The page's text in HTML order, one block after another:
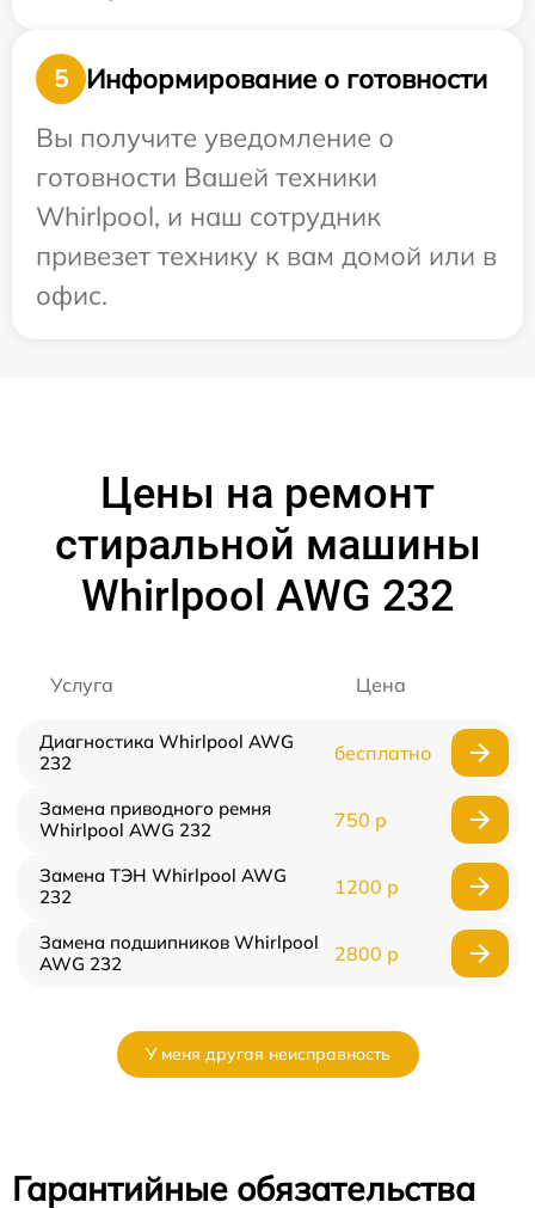
5
Информирование о готовности
Вы получите уведомление о
готовности Вашей техники
Whirlpool, и наш сотрудник
привезет технику к вам домой или в
офис.
Цены на ремонт
стиральной машины
Whirlpool AWG 232
Услуга Цена
Диагностика Whirlpool AWG
232
бесплатно
Замена приводного ремня
Whirlpool AWG 232
750 р
Замена ТЭН Whirlpool AWG
232
1200 р
Замена подшипников Whirlpool
AWG 232
2800 р
У меня другая неисправность
Гарантийные обязательства